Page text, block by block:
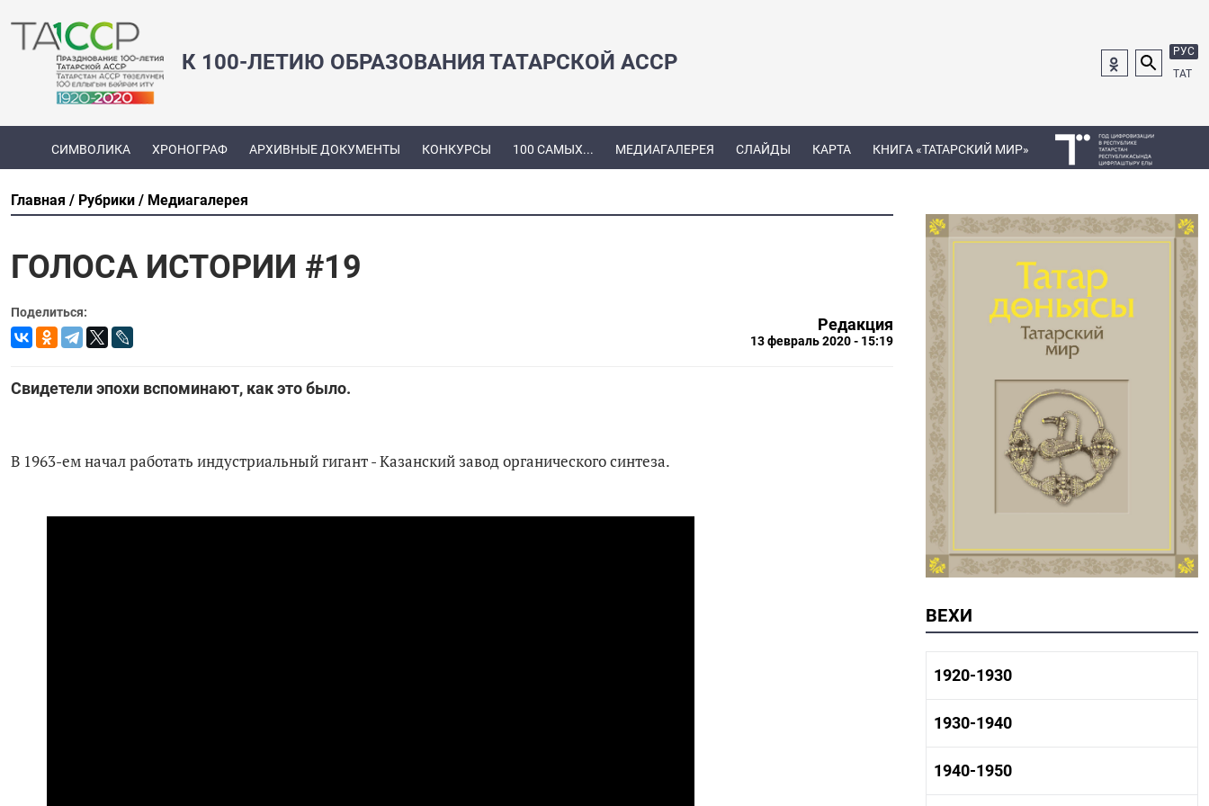
К 100-ЛЕТИЮ ОБРАЗОВАНИЯ ТАТАРСКОЙ АССР
РУС
ТАТ
СИМВОЛИКА ХРОНОГРАФ АРХИВНЫЕ ДОКУМЕНТЫ КОНКУРСЫ 100 САМЫХ... МЕДИАГАЛЕРЕЯ СЛАЙДЫ КАРТА КНИГА «ТАТАРСКИЙ МИР»
Главная Рубрики Медиагалерея
ГОЛОСА ИСТОРИИ #19
Поделиться:
Редакция
13 февраль 2020 - 15:19
Свидетели эпохи вспоминают, как это было.
В 1963-ем начал работать индустриальный гигант - Казанский завод органического синтеза.
ВЕХИ
1920-1930
1920-1930 история
1920-1930 культура
1930-1940
1930-1940 история
1930-1940 культура
1940-1950